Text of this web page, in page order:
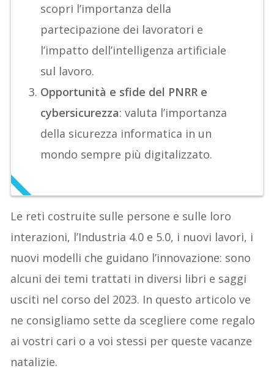
scopri l’importanza della
partecipazione dei lavoratori e
l’impatto dell’intelligenza artificiale
sul lavoro.
Opportunità e sfide del PNRR e
cybersicurezza: valuta l’importanza
della sicurezza informatica in un
mondo sempre più digitalizzato.
Le reti costruite sulle persone e sulle loro
interazioni, l’Industria 4.0 e 5.0, i nuovi lavori, i
nuovi modelli che guidano l’innovazione: sono
alcuni dei temi trattati in diversi libri e saggi
usciti nel corso del 2023. In questo articolo ve
ne consigliamo sette da scegliere come regalo
ai vostri cari o a voi stessi per queste vacanze
natalizie.